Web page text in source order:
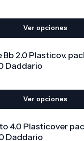
Ver opciones
2.0 Plasticov.
Daddario
Ver opciones
4.0 Plasticover
Daddario